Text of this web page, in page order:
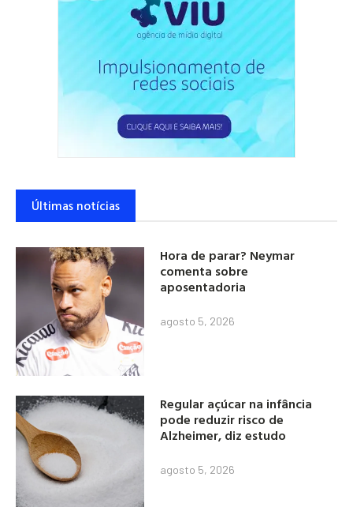
Últimas notícias
Hora de parar? Neymar
comenta sobre
aposentadoria
agosto 5, 2026
Regular açúcar na infância
pode reduzir risco de
Alzheimer, diz estudo
agosto 5, 2026